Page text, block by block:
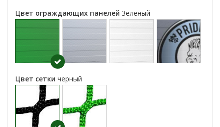
Цвет ограждающих панелей Зеленый
Цвет сетки черный